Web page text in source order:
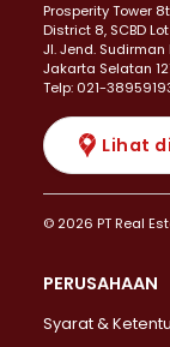
Prosperity Tower
District 8, SCBD
JI. Jend. Sudirman
Jakarta Selatan
Telp: 021-
Lihat
© 2026 PT Real
PERUSAHAAN
Syarat &